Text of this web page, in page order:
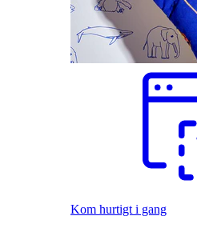
Kom hurtigt i gang